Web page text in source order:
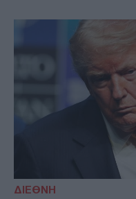
ΔΙΕΘΝΗ